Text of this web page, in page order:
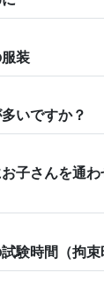
装
いですか？
子さんを通
験時間（拘束